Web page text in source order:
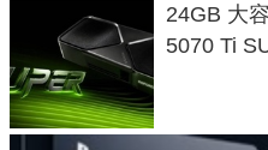
24GB 大
5070 Ti